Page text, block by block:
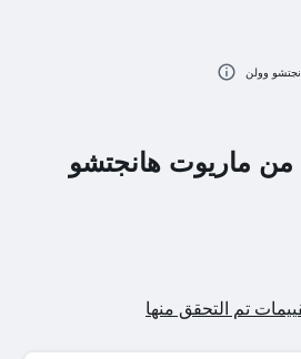
من ماريوت هانجتشو
وولن